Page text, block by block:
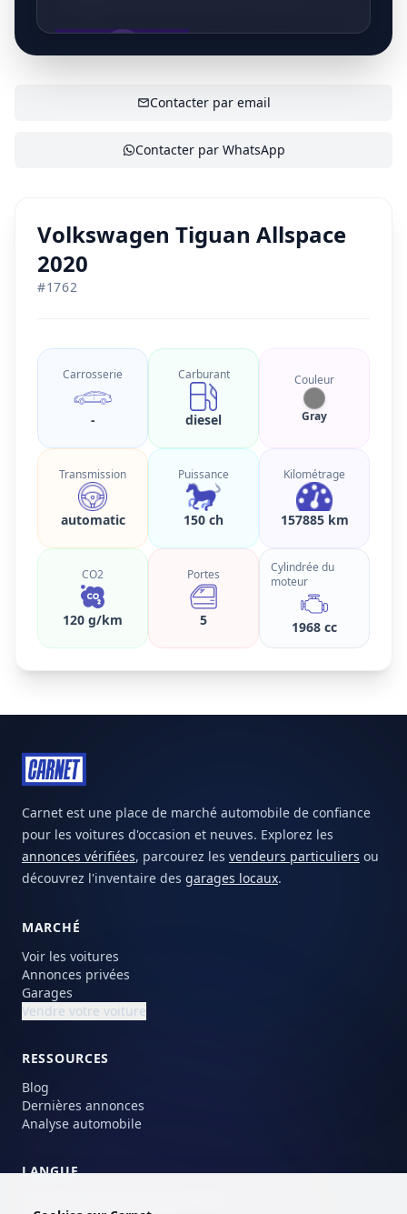
Contacter par email
Contacter par WhatsApp
Volkswagen Tiguan Allspace
2020
#1762
Carrosserie
-
Carburant
diesel
Couleur
Gray
Transmission
automatic
Puissance
150 ch
Kilométrage
157885 km
CO2
120 g/km
Portes
5
Cylindrée du
moteur
1968 cc
Carnet est une place de marché automobile de confiance
pour les voitures d'occasion et neuves. Explorez les
annonces vérifiées, parcourez les vendeurs particuliers ou
découvrez l'inventaire des garages locaux.
MARCHÉ
Voir les voitures
Annonces privées
Garages
Vendre votre voiture
RESSOURCES
Blog
Dernières annonces
Analyse automobile
LANGUE